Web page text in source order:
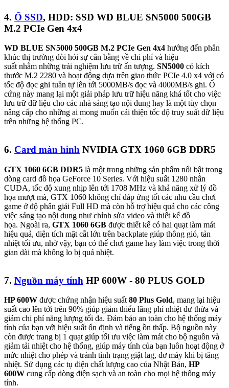
4. Ổ SSD, HDD: SSD WD BLUE SN5000 500GB
M.2 PCIe Gen 4x4
WD BLUE SN5000 500GB M.2 PCIe Gen 4x4 hướng đến phân
khúc thị trường đòi hỏi sự cân bằng về chi phí và hiệu
suất nhằm những trải nghiệm lưu trữ ấn tượng. SN5000 có kích
thước M.2 2280 và hoạt động dựa trên giao thức PCIe 4.0 x4 với có
tốc độ đọc ghi tuần tự lên tới 5000MB/s đọc và 4000MB/s ghi. Ổ
cứng này mang lại một giải pháp lưu trữ hiệu năng khá tốt cho việc
lưu trữ dữ liệu cho các nhà sáng tạo nội dung hay là một tùy chọn
nâng cấp cho những ai mong muốn cải thiện tốc độ truy suất dữ liệu
trên những hệ thống PC.
6. Card màn hình NVIDIA GTX 1060 6GB DDR5
GTX 1060 6GB DDR5 là một trong những sản phẩm nổi bật trong
dòng card đồ họa GeForce 10 Series. Với hiệu suất 1280 nhân
CUDA, tốc độ xung nhịp lên tới 1708 MHz và khả năng xử lý đồ
họa mượt mà, GTX 1060 không chỉ đáp ứng tốt các nhu cầu chơi
game ở độ phân giải Full HD mà còn hỗ trợ hiệu quả cho các công
việc sáng tạo nội dung như chỉnh sửa video và thiết kế đồ
họa. Ngoài ra, GTX 1060 6GB được thiết kế có hai quạt làm mát
hiệu quả, diện tích mặt cắt lớn trên backplate giúp thông gió, tản
nhiệt tối ưu, nhờ vậy, bạn có thể chơi game hay làm việc trong thời
gian dài mà không lo bị quá nhiệt.
7. Nguồn máy tính HP 600W - 80 PLUS GOLD
HP 600W được chứng nhận hiệu suất 80 Plus Gold, mang lại hiệu
suất cao lên tới trên 90% giúp giảm thiểu lãng phí nhiệt dư thừa và
giảm chi phí năng lượng tối đa. Đảm bảo an toàn cho hệ thống máy
tính của bạn với hiệu suất ổn định và tiếng ồn thấp. Bộ nguồn này
còn được trang bị 1 quạt giúp tối ưu việc làm mát cho bộ nguồn và
giảm tải nhiệt cho hệ thống, giúp máy tính của bạn luôn hoạt động ở
mức nhiệt cho phép và tránh tình trạng giật lag, đơ máy khi bị tăng
nhiệt. Sử dụng các tụ điện chất lượng cao của Nhật Bản, HP
600W cung cấp dòng điện sạch và an toàn cho mọi hệ thống máy
tính.